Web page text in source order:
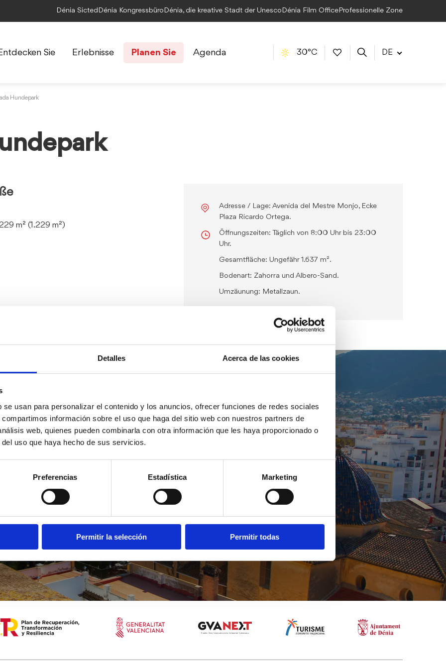
Detalles Acerca de las cookies
usan para personalizar el contenido y los anuncios, ofrecer funciones de redes sociales
información sobre el uso que haga del sitio web con nuestros partners de
web, quienes pueden combinarla con otra información que les haya proporcionado o
uso que haya hecho de sus servicios.
Preferencias Estadística Marketing
Permitir la selección Permitir todas
Dénia Sicted Dénia Kongressbüro Dénia, die kreative Stadt der Unesco Dénia Film OfficeProfessionelle Zone
Sie Erlebnisse Planen Sie Agenda 30°C DE
Hundepark
m² (1.229 m²)
Adresse / Lage: Avenida del Mestre Monjo, Ecke
Plaza Ricardo Ortega.
Öffnungszeiten: Täglich von 8:00 Uhr bis 23:00
Uhr.
Gesamtfläche: Ungefähr 1.637 m².
Bodenart: Zahorra und Albero-Sand.
Umzäunung: Metallzaun.